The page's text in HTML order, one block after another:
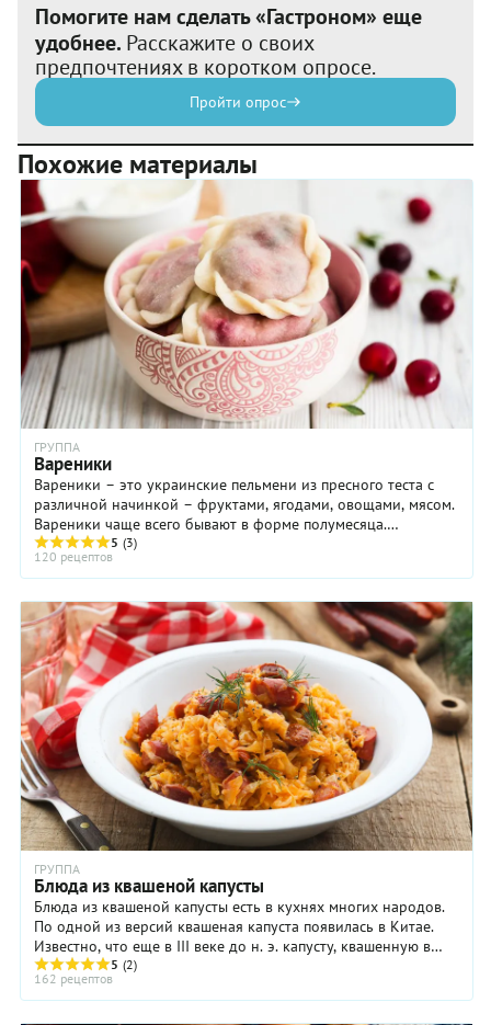
Помогите нам сделать «Гастроном» еще
удобнее. Расскажите о своих
предпочтениях в коротком опросе.
Пройти опрос
Похожие материалы
ГРУППА
Вареники
Вареники – это украинские пельмени из пресного теста с
различной начинкой – фруктами, ягодами, овощами, мясом.
Вареники чаще всего бывают в форме полумесяца.
Приготовление вареников занимает довольно ...
5 (3)
120 рецептов
ГРУППА
Блюда из квашеной капусты
Блюда из квашеной капусты есть в кухнях многих народов.
По одной из версий квашеная капуста появилась в Китае.
Известно, что еще в III веке до н. э. капусту, квашенную в
рисовом вине, ели строители ...
5 (2)
162 рецептов